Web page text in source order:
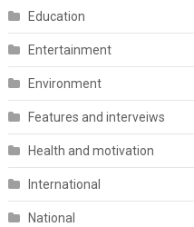
Education
Entertainment
Environment
Features and interveiws
Health and motivation
International
National